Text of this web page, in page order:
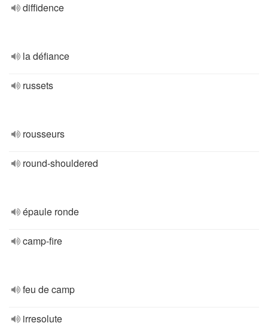
diffidence
la défiance
russets
rousseurs
round-shouldered
épaule ronde
camp-fire
feu de camp
irresolute